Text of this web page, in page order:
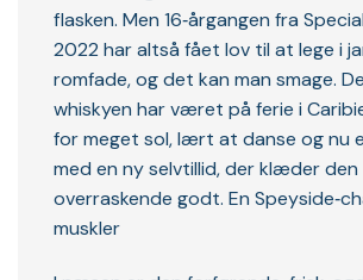
flasken. Men 16‑årgangen fra
2022 har altså fået lov til at lege i
romfade, og det kan man smage.
whiskyen har været på ferie i
for meget sol, lært at danse og nu
med en ny selvtillid, der klæder den
overraskende godt. En
muskler